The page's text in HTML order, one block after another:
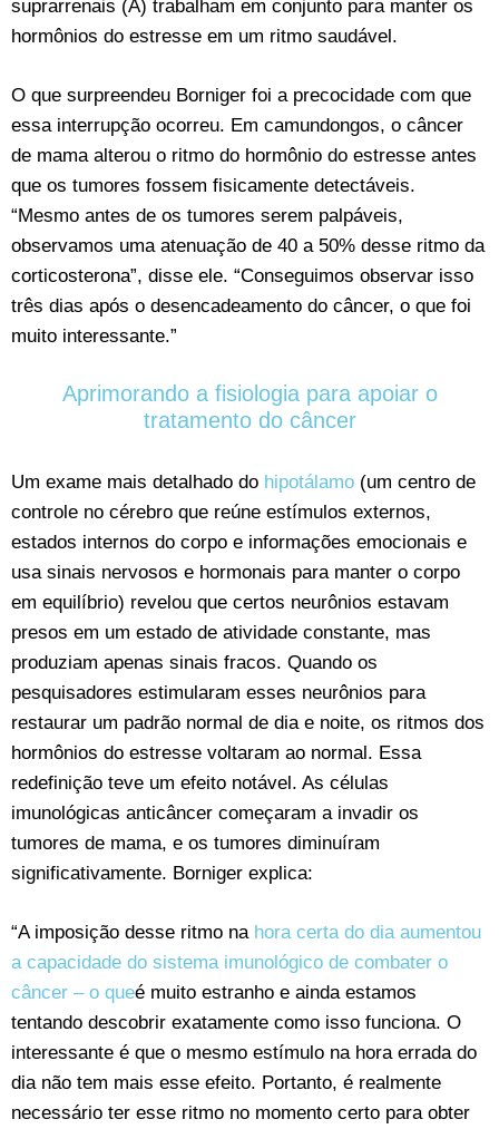
suprarrenais (A) trabalham em conjunto para manter os
hormônios do estresse em um ritmo saudável.
O que surpreendeu Borniger foi a precocidade com que
essa interrupção ocorreu. Em camundongos, o câncer
de mama alterou o ritmo do hormônio do estresse antes
que os tumores fossem fisicamente detectáveis.
“Mesmo antes de os tumores serem palpáveis,
observamos uma atenuação de 40 a 50% desse ritmo da
corticosterona”, disse ele. “Conseguimos observar isso
três dias após o desencadeamento do câncer, o que foi
muito interessante.”
Aprimorando a fisiologia para apoiar o
tratamento do câncer
Um exame mais detalhado do hipotálamo (um centro de
controle no cérebro que reúne estímulos externos,
estados internos do corpo e informações emocionais e
usa sinais nervosos e hormonais para manter o corpo
em equilíbrio) revelou que certos neurônios estavam
presos em um estado de atividade constante, mas
produziam apenas sinais fracos. Quando os
pesquisadores estimularam esses neurônios para
restaurar um padrão normal de dia e noite, os ritmos dos
hormônios do estresse voltaram ao normal. Essa
redefinição teve um efeito notável. As células
imunológicas anticâncer começaram a invadir os
tumores de mama, e os tumores diminuíram
significativamente. Borniger explica:
“A imposição desse ritmo na hora certa do dia aumentou
a capacidade do sistema imunológico de combater o
câncer – o queé muito estranho e ainda estamos
tentando descobrir exatamente como isso funciona. O
interessante é que o mesmo estímulo na hora errada do
dia não tem mais esse efeito. Portanto, é realmente
necessário ter esse ritmo no momento certo para obter